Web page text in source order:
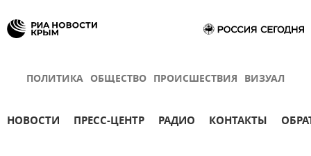
ПОЛИТИКА ОБЩЕСТВО ПРОИСШЕСТВИЯ ВИЗУАЛ
НОВОСТИ ПРЕСС-ЦЕНТР РАДИО КОНТАКТЫ